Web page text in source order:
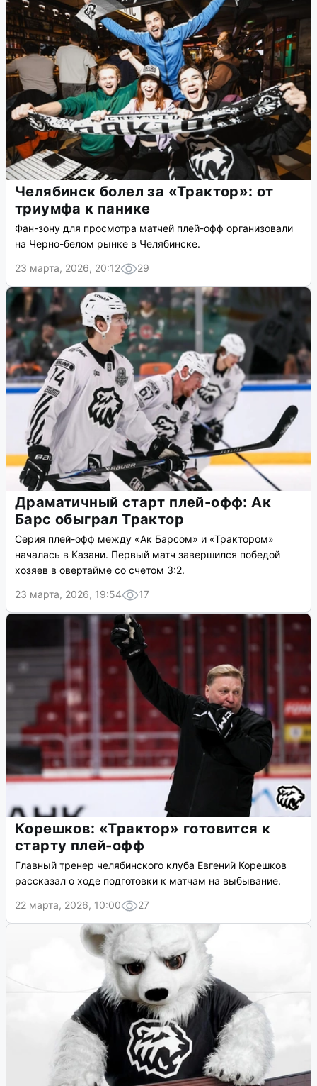
Челябинск болел за «Трактор»: от
триумфа к панике
Фан-зону для просмотра матчей плей-офф организовали
на Черно-белом рынке в Челябинске.
23 марта, 2026, 20:12
29
Драматичный старт плей-офф: Ак
Барс обыграл Трактор
Серия плей-офф между «Ак Барсом» и «Трактором»
началась в Казани. Первый матч завершился победой
хозяев в овертайме со счетом 3:2.
23 марта, 2026, 19:54
17
Корешков: «Трактор» готовится к
старту плей-офф
Главный тренер челябинского клуба Евгений Корешков
рассказал о ходе подготовки к матчам на выбывание.
22 марта, 2026, 10:00
27